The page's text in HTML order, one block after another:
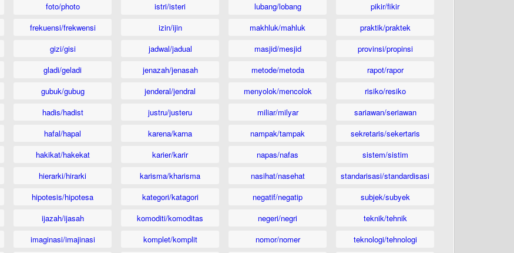
foto/photo
frekuensi/frekwensi
gizi/gisi
gladi/geladi
gubuk/gubug
hadis/hadist
hafal/hapal
hakikat/hakekat
hierarki/hirarki
hipotesis/hipotesa
ijazah/ijasah
imaginasi/imajinasi
istri/isteri
izin/ijin
jadwal/jadual
jenazah/jenasah
jenderal/jendral
justru/justeru
karena/karna
karier/karir
karisma/kharisma
kategori/katagori
komoditi/komoditas
komplet/komplit
lubang/lobang
makhluk/mahluk
masjid/mesjid
metode/metoda
menyolok/mencolok
miliar/milyar
nampak/tampak
napas/nafas
nasihat/nasehat
negatif/negatip
negeri/negri
nomor/nomer
pikir/fikir
praktik/praktek
provinsi/propinsi
rapot/rapor
risiko/resiko
sariawan/seriawan
sekretaris/sekertaris
sistem/sistim
standarisasi/standardisasi
subjek/subyek
teknik/tehnik
teknologi/tehnologi